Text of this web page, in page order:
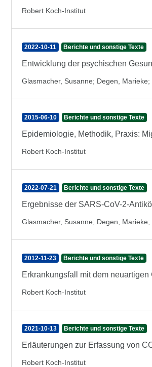
Robert Koch-Institut
2022-10-11 Berichte und sonstige Texte
Entwicklung der psychischen
Glasmacher, Susanne; Degen, Marieke;
2015-06-10 Berichte und sonstige Texte
Epidemiologie, Methodik, Praxis:
Robert Koch-Institut
2022-07-21 Berichte und sonstige Texte
Ergebnisse der SARS-CoV-2-
Glasmacher, Susanne; Degen, Marieke;
2012-11-23 Berichte und sonstige Texte
Erkrankungsfall mit dem
Robert Koch-Institut
2021-10-13 Berichte und sonstige Texte
Erläuterungen zur Erfassung von
Robert Koch-Institut